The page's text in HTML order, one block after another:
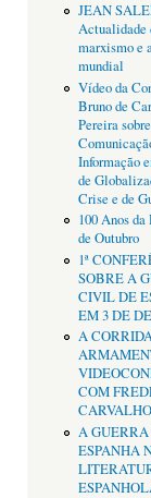
JEAN
Actualidade
marxismo e
mundial
Vídeo da
Bruno de
Pereira sobre
Informação
de
Crise e de
100 Anos
de Outubro
1ª
SOBRE A
CIVIL DE
EM 3 DE
A
COM
CARVALHO
A
ESPANHA